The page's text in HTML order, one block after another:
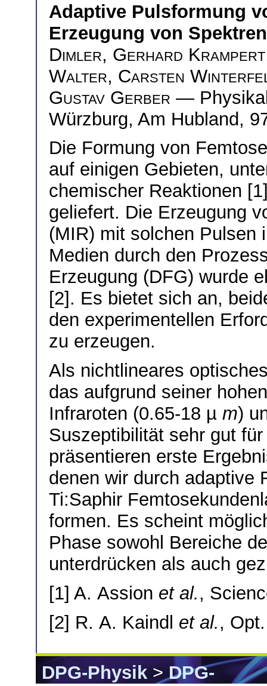
Adaptive Pulsformung
Erzeugung von
Dimler, Gerhard Krampert
Walter, Carsten
Gustav Gerber —
Würzburg, Am Hubland,
Die Formung von
auf einigen Gebieten,
chemischer Reaktionen
geliefert. Die Erzeugung
(MIR) mit solchen Pulsen
Medien durch den
Erzeugung (DFG) wurde
[2]. Es bietet sich an,
den experimentellen
zu erzeugen.
Als nichtlineares
das aufgrund seiner
Infraroten (0.65-18 µ m)
Suszeptibilität sehr gut
präsentieren erste
denen wir durch adaptive
Ti:Saphir
formen. Es scheint
Phase sowohl Bereiche
unterdrücken als auch
[1] A. Assion et al.,
[2] R. A. Kaindl et al.,
DPG-Physik>DPG-